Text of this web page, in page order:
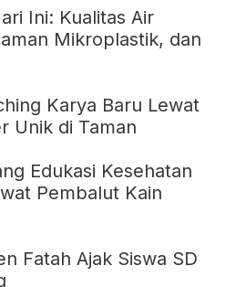
Ini: Kualitas Air
Mikroplastik, dan
Karya Baru Lewat
Unik di Taman
Edukasi Kesehatan
Pembalut Kain
Fatah Ajak Siswa SD